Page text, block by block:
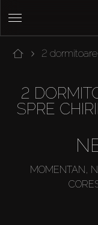
2
2
SPRE
MOMENTAN,